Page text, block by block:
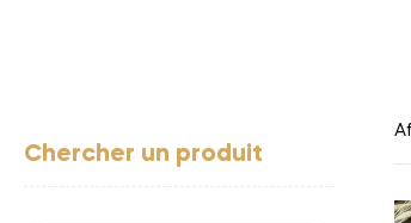
Chercher un produit